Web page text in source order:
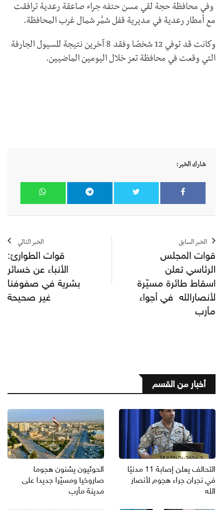
وفي محافظة حجة لقي مسن حتفه جراء صاعقة رعدية ترافقت
مع أمطار رعدية في مديرية قفل شمَّر شمال غرب المحافظة.
وكانت قد توفي 12 شخصًا وفقد 8 آخرين نتيجة للسيول الجارفة
التي وقعت في محافظة تعز خلال اليومين الماضيين.
شارك الخبر:
الخبر السابق
قوات المجلس
الرئاسي تعلن
اسقاط طائرة مسيّرة
لأنصارالله في أجواء
مأرب
الخبر التالي
قوات الطوارئ:
الأنباء عن خسائر
بشرية في صفوفنا
غير صحيحة
أخبار من القسم
التحالف يعلن إصابة 11 مدنيًا
في نجران جراء هجوم لأنصار
الله
الحوثيون يشنون هجوما
صاروخيا ومسيّرا جديدا على
مدينة مأرب